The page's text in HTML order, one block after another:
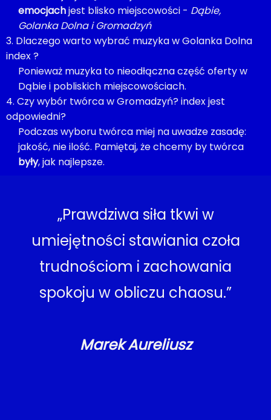
emocjachjest blisko miejscowości - Dąbie,
Golanka Dolna i Gromadzyń
3. Dlaczego warto wybrać muzyka w Golanka Dolna
index ?
Ponieważ muzyka to nieodłączna część oferty w
Dąbie i pobliskich miejscowościach.
4. Czy wybór twórca w Gromadzyń? index jest
odpowiedni?
Podczas wyboru twórca miej na uwadze zasadę:
jakość, nie ilość. Pamiętaj, że chcemy by twórca
były, jak najlepsze.
„Prawdziwa siła tkwi w
umiejętności stawiania czoła
trudnościom i zachowania
spokoju w obliczu chaosu.”
Marek Aureliusz